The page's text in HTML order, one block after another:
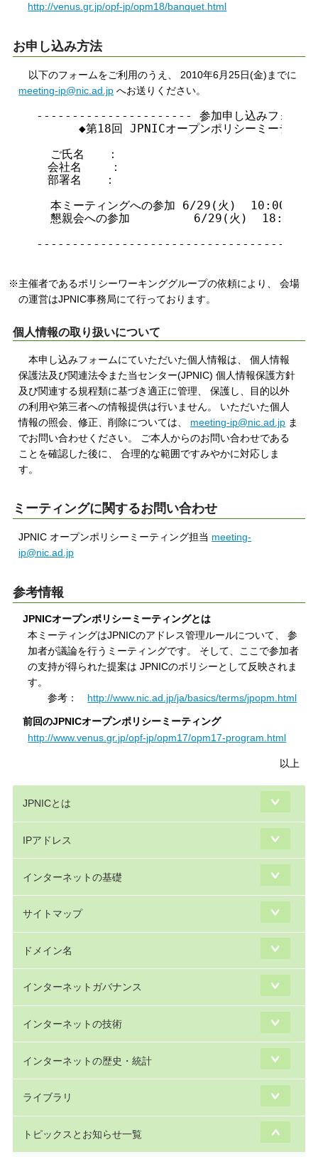
http://venus.gr.jp/opf-jp/opm18/banquet.html
お申し込み方法
以下のフォームをご利用のうえ、 2010年6月25日(金)までに
meeting-ip@nic.ad.jp へお送りください。
---------------------- 参加申し込みフ
◆第18回 JPNICオープンポリシーミーティ
  ご氏名　　：
会社名    ：
部署名　　：
本ミーティングへの参加 6/29(火)  10:00- ：
懇親会への参加         6/29(火)  18:00-
※主催者であるポリシーワーキンググループの依頼により、 会場
の運営はJPNIC事務局にて行っております。
個人情報の取り扱いについて
本申し込みフォームにていただいた個人情報は、 個人情報
保護法及び関連法令また当センター(JPNIC) 個人情報保護方針
及び関連する規程類に基づき適正に管理、 保護し、目的以外
の利用や第三者への情報提供は行いません。 いただいた個人
情報の照会、修正、削除については、 meeting-ip@nic.ad.jp ま
でお問い合わせください。 ご本人からのお問い合わせである
ことを確認した後に、 合理的な範囲ですみやかに対応しま
す。
ミーティングに関するお問い合わせ
JPNIC オープンポリシーミーティング担当 meeting-
ip@nic.ad.jp
参考情報
JPNICオープンポリシーミーティングとは
本ミーティングはJPNICのアドレス管理ルールについて、 参
加者が議論を行うミーティングです。 そして、ここで参加者
の支持が得られた提案は JPNICのポリシーとして反映されま
す。
参考： http://www.nic.ad.jp/ja/basics/terms/jpopm.html
前回のJPNICオープンポリシーミーティング
http://www.venus.gr.jp/opf-jp/opm17/opm17-program.html
以上
JPNICとは
IPアドレス
インターネットの基礎
サイトマップ
ドメイン名
インターネットガバナンス
インターネットの技術
インターネットの歴史・統計
ライブラリ
トピックスとお知らせ一覧